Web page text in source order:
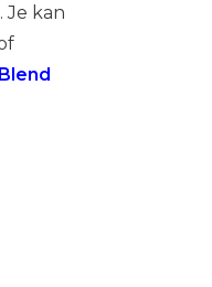
. Je kan